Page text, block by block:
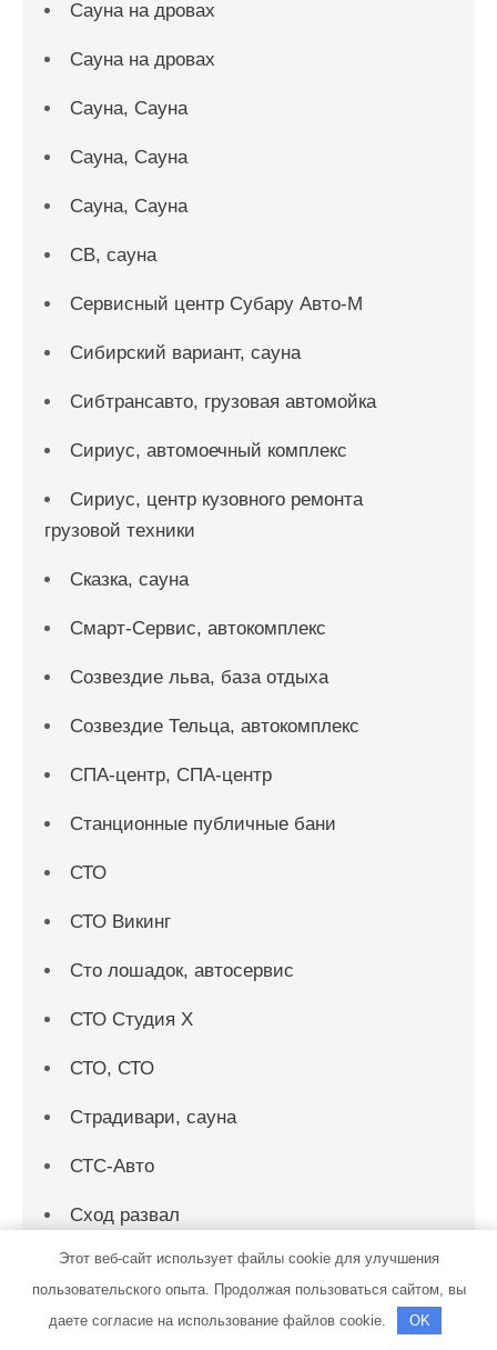
Сауна на дровах
Сауна на дровах
Сауна, Сауна
Сауна, Сауна
Сауна, Сауна
СВ, сауна
Сервисный центр Субару Авто-М
Сибирский вариант, сауна
Сибтрансавто, грузовая автомойка
Сириус, автомоечный комплекс
Сириус, центр кузовного ремонта
грузовой техники
Сказка, сауна
Смарт-Сервис, автокомплекс
Созвездие льва, база отдыха
Созвездие Тельца, автокомплекс
СПА-центр, СПА-центр
Станционные публичные бани
СТО
СТО Викинг
Сто лошадок, автосервис
СТО Студия Х
СТО, СТО
Страдивари, сауна
СТС-Авто
Сход развал
Текстиль
Терминал-АвтоПлюс
Этот веб-сайт использует файлы cookie для улучшения
пользовательского опыта. Продолжая пользоваться сайтом, вы
даете согласие на использование файлов cookie.
OK